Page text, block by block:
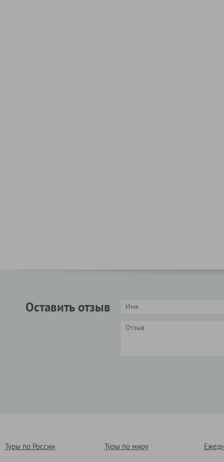
Оставить отзыв
Туры по России Туры по миру